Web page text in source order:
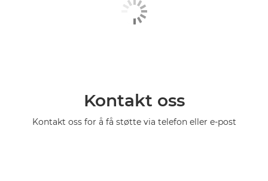
Kontakt oss
Kontakt oss for å få støtte via telefon eller e-post